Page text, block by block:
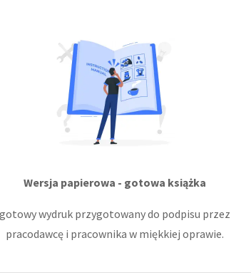
Wersja papierowa - gotowa książka
gotowy wydruk przygotowany do podpisu przez
pracodawcę i pracownika w miękkiej oprawie.